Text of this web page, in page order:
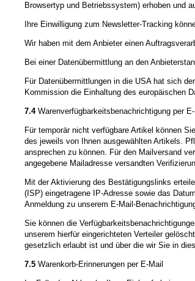
Browsertyp und Betriebssystem) erhoben und
Ihre Einwilligung zum Newsletter-Tracking
Wir haben mit dem Anbieter einen
Bei einer Datenübermittlung an den
Für Datenübermittlungen in die USA hat sich
Kommission die Einhaltung des europäischen
7.4Warenverfügbarkeitsbenachrichtigung per E-
Für temporär nicht verfügbare Artikel können
des jeweils von Ihnen ausgewählten Artikels.
ansprechen zu können. Für den Mailversand
angegebene Mailadresse versandten
Mit der Aktivierung des Bestätigungslinks
(ISP) eingetragene IP-Adresse sowie das
Anmeldung zu unserem E-Mail-
Sie können die
unserem hierfür eingerichteten Verteiler
gesetzlich erlaubt ist und über die wir Sie in
7.5 Warenkorb-Erinnerungen per E-Mail